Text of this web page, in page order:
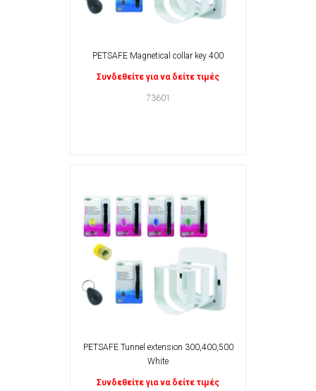
PETSAFE Magnetical collar key 400
Συνδεθείτε για να δείτε τιμές
73601
PETSAFE Tunnel extension 300,400,500
White
Συνδεθείτε για να δείτε τιμές